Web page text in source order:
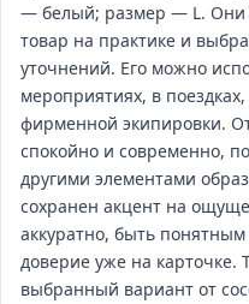
— белый; размер — L. Они
товар на практике и
уточнений. Его можно
мероприятиях, в
фирменной экипировки.
спокойно и современно,
другими элементами
сохранен акцент на
аккуратно, быть
доверие уже на карточке.
выбранный вариант от